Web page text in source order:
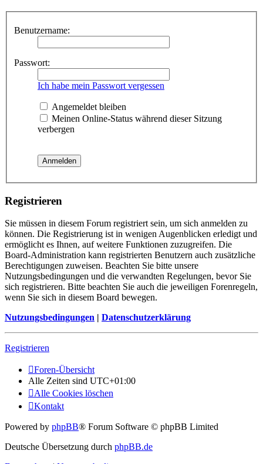
Benutzername:
Passwort:
Ich habe mein Passwort vergessen
Angemeldet bleiben
Meinen Online-Status während dieser Sitzung
verbergen
Registrieren
Sie müssen in diesem Forum registriert sein, um sich anmelden zu
können. Die Registrierung ist in wenigen Augenblicken erledigt und
ermöglicht es Ihnen, auf weitere Funktionen zuzugreifen. Die
Board-Administration kann registrierten Benutzern auch zusätzliche
Berechtigungen zuweisen. Beachten Sie bitte unsere
Nutzungsbedingungen und die verwandten Regelungen, bevor Sie
sich registrieren. Bitte beachten Sie auch die jeweiligen Forenregeln,
wenn Sie sich in diesem Board bewegen.
Nutzungsbedingungen | Datenschutzerklärung
Registrieren
Foren-Übersicht
Alle Zeiten sind UTC+01:00
Alle Cookies löschen
Kontakt
Powered by phpBB® Forum Software © phpBB Limited
Deutsche Übersetzung durch phpBB.de